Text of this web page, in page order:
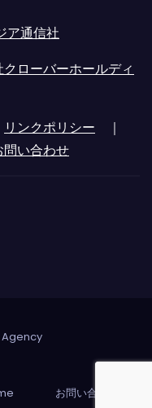
ア通信社
ローバーホールディ
リンクポリシー ｜
問い合わせ
お問い合わせ